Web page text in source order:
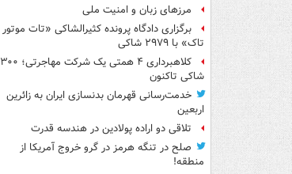
مرزهای زبان و امنیت ملی
برگزاری دادگاه پرونده کثیرالشاکی «تات موتور
تاک» با ۲۹۷۹ شاکی
کلاهبرداری ۴ همتی یک شرکت مهاجرتی؛ ۳۰۰
شاکی تاکنون
خدمت‌رسانی قهرمان بدنسازی ایران به زائرین
اربعین
تلاقی دو اراده پولادین در هندسه قدرت
صلح در تنگه هرمز در گرو خروج آمریکا از
منطقه!